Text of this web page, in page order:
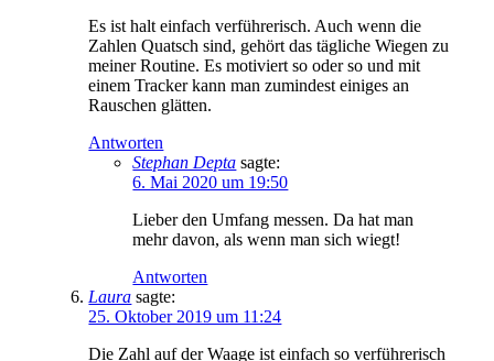
Es ist halt einfach verführerisch. Auch wenn die
Zahlen Quatsch sind, gehört das tägliche Wiegen zu
meiner Routine. Es motiviert so oder so und mit
einem Tracker kann man zumindest einiges an
Rauschen glätten.
Antworten
Stephan Depta sagte:
6. Mai 2020 um 19:50
Lieber den Umfang messen. Da hat man
mehr davon, als wenn man sich wiegt!
Antworten
Laura sagte:
25. Oktober 2019 um 11:24
Die Zahl auf der Waage ist einfach so verführerisch